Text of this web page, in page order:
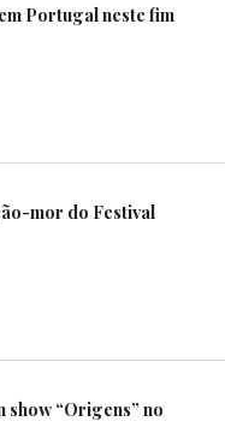
Portugal neste fim
mor do Festival
show “Origens” no